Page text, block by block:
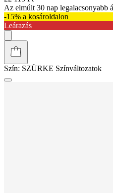
Az elmúlt 30 nap legalacsonyabb
-15% a kosároldalon
Leárazás
Szín: SZÜRKE Színváltozatok